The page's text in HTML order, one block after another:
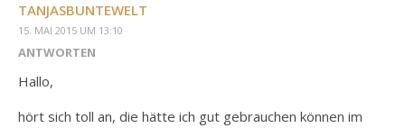
TANJASBUNTEWELT
15. MAI 2015 UM 13:10
ANTWORTEN
Hallo,
hört sich toll an, die hätte ich gut gebrauchen können im